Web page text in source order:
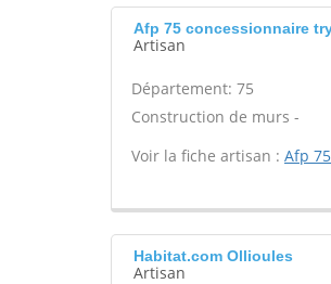
Afp 75 concessionnaire
Artisan
Département: 75
Construction de murs -
Voir la fiche artisan : Afp
Habitat.com Ollioules
Artisan